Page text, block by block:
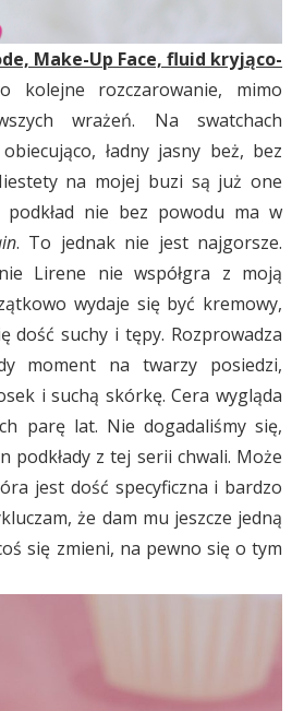
Make-Up Face, fluid kryjąco-
rozczarowanie, mimo
wrażeń. Na swatchach
ładny jasny beż, bez
na mojej buzi są już one
nie bez powodu ma w
. To jednak nie jest najgorsze.
Lirene nie współgra z moją
wydaje się być kremowy,
dość suchy i tępy. Rozprowadza
moment na twarzy posiedzi,
i suchą skórkę. Cera wygląda
parę lat. Nie dogadaliśmy się,
podkłady z tej serii chwali. Może
jest dość specyficzna i bardzo
że dam mu jeszcze jedną
się zmieni, na pewno się o tym